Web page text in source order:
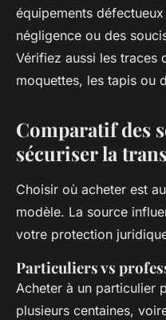
équipements
négligence ou des
Vérifiez aussi les traces
moquettes, les tapis ou
Comparatif des
sécuriser la
Choisir où acheter est
modèle. La source
votre protection
Particuliers vs
Acheter à un particulier
plusieurs centaines,